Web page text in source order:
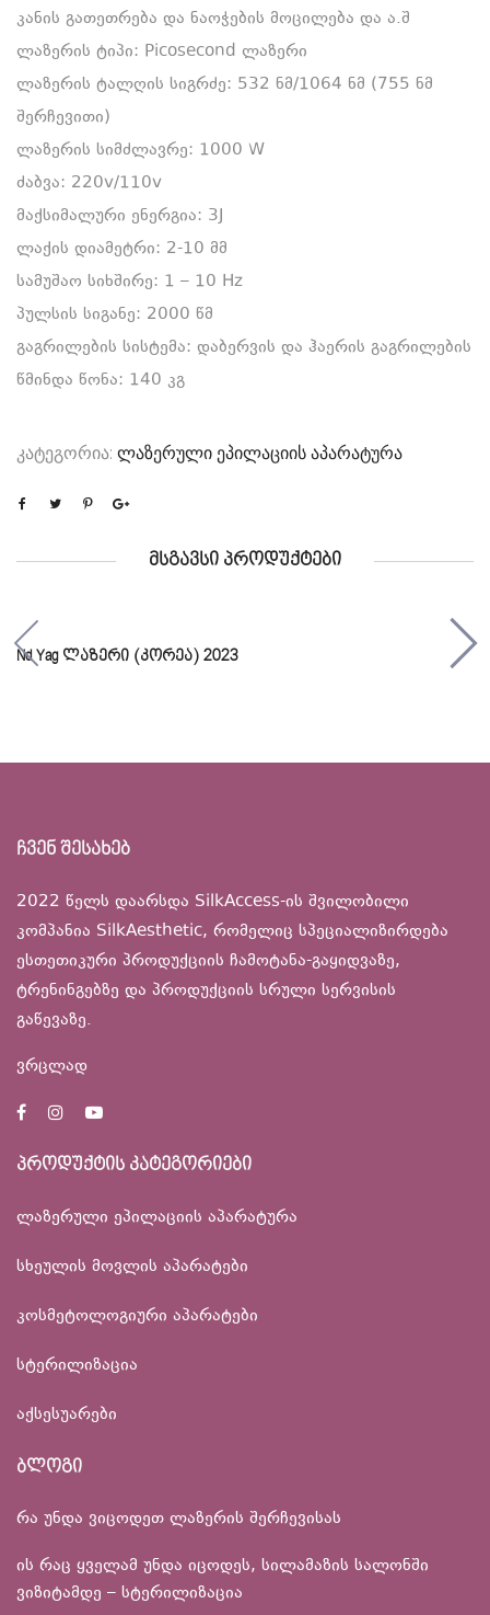
კანის გათეთრება და ნაოჭების მოცილება და ა.შ
ლაზერის ტიპი: Picosecond ლაზერი
ლაზერის ტალღის სიგრძე: 532 ნმ/1064 ნმ (755 ნმ
შერჩევითი)
ლაზერის სიმძლავრე: 1000 W
ძაბვა: 220v/110v
მაქსიმალური ენერგია: 3J
ლაქის დიამეტრი: 2-10 მმ
სამუშაო სიხშირე: 1 – 10 Hz
პულსის სიგანე: 2000 წმ
გაგრილების სისტემა: დაბერვის და ჰაერის გაგრილების
წმინდა წონა: 140 კგ
კატეგორია: ლაზერული ეპილაციის აპარატურა
ᲛᲡᲒᲐᲕᲡᲘ ᲞᲠᲝᲓᲣᲥᲢᲔᲑᲘ
Nd Yag ლაზერი (კორეა) 2023
ჩვენ შესახებ
2022 წელს დაარსდა SilkAccess-ის შვილობილი
კომპანია SilkAesthetic, რომელიც სპეციალიზირდება
ესთეთიკური პროდუქციის ჩამოტანა-გაყიდვაზე,
ტრენინგებზე და პროდუქციის სრული სერვისის
გაწევაზე.
ვრცლად
პროდუქტის კატეგორიები
ლაზერული ეპილაციის აპარატურა
სხეულის მოვლის აპარატები
კოსმეტოლოგიური აპარატები
სტერილიზაცია
აქსესუარები
ბლოგი
რა უნდა ვიცოდეთ ლაზერის შერჩევისას
ის რაც ყველამ უნდა იცოდეს, სილამაზის სალონში
ვიზიტამდე – სტერილიზაცია